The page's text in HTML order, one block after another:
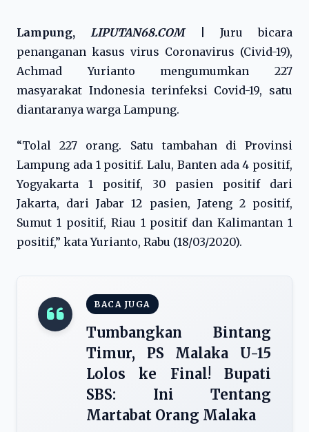
Lampung,LIPUTAN68.COM| Juru bicara
penanganan kasus virus Coronavirus (Civid-19),
Achmad Yurianto mengumumkan 227
masyarakat Indonesia terinfeksi Covid-19, satu
diantaranya warga Lampung.
“Tolal 227 orang. Satu tambahan di Provinsi
Lampung ada 1 positif. Lalu, Banten ada 4 positif,
Yogyakarta 1 positif, 30 pasien positif dari
Jakarta, dari Jabar 12 pasien, Jateng 2 positif,
Sumut 1 positif, Riau 1 positif dan Kalimantan 1
positif,” kata Yurianto, Rabu (18/03/2020).
BACA JUGA
Tumbangkan Bintang
Timur, PS Malaka U-15
Lolos ke Final! Bupati
SBS: Ini Tentang
Martabat Orang Malaka